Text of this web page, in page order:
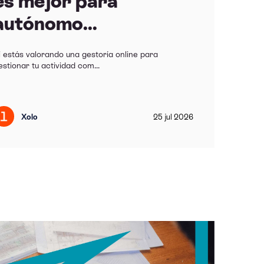
estás valorando una gestoría online para
tu actividad com...
Xolo 25 jul 2026